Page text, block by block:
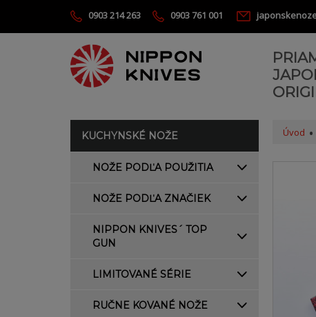
0903 214 263 0903 761 001
KUCHYNSKÉ NOŽE
NOŽE PODĽA POUŽITIA
NOŽE PODĽA ZNAČIEK
NIPPON KNIVES´ TOP
GUN
LIMITOVANÉ SÉRIE
RUČNE KOVANÉ NOŽE
Úvod